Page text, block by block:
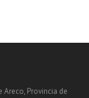
Areco, Provincia de